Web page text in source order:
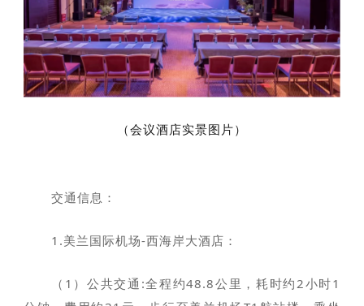
（会议酒店实景图片）
交通信息：
1.美兰国际机场-西海岸大酒店：
（1）公共交通:全程约48.8公里，耗时约2小时1